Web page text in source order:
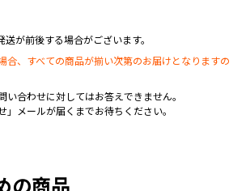
送が前後する場合がございます。
合、すべての商品が揃い次第のお届けとなりますの
い合わせに対してはお答えできません。
」メールが届くまでお待ちください。
の商品